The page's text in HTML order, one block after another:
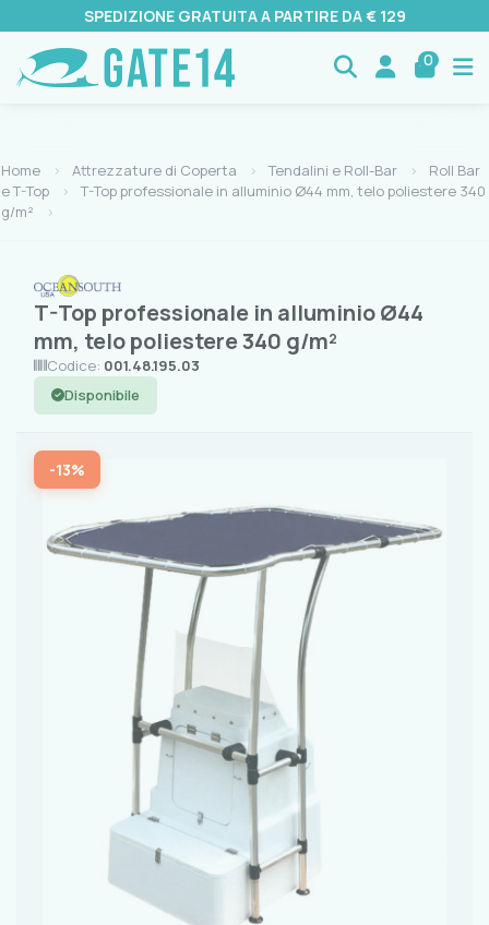
SPEDIZIONE GRATUITA A PARTIRE DA € 129
0
Home Attrezzature di Coperta Tendalini e Roll-Bar
Roll Bar
e T-Top
T-Top professionale in alluminio Ø44 mm, telo poliestere 340
g/m²
T-Top professionale in alluminio Ø44
mm, telo poliestere 340 g/m²
Codice: 001.48.195.03
Disponibile
-13%